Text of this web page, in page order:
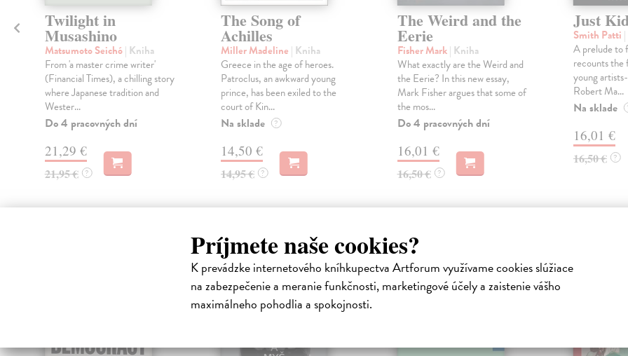
Príjmete naše cookies?
K prevádzke internetového kníhkupectva Artforum využívame cookies slúžiace
na zabezpečenie a meranie funkčnosti, marketingové účely a zaistenie vášho
maximálneho pohodlia a spokojnosti.
Twilight in
Musashino
Matsumoto Seichó| Kniha
From 'a master crime writer'
(Financial Times), a chilling story
where Japanese tradition and
Wester...
Do 4 pracovných dní
21,29 €
21,95 € ?
The Song of
Achilles
Miller Madeline | Kniha
Greece in the age of heroes.
Patroclus, an awkward young
prince, has been exiled to the
court of Kin...
Na sklade ?
14,50 €
14,95 € ?
The Weird and the
Eerie
Fisher Mark| Kniha
What exactly are the Weird and
the Eerie? In this new essay,
Mark Fisher argues that some of
the mos...
Do 4 pracovných dní
16,01 €
16,50 € ?
Just
Smith Patti
A prelude to
recounts the
young
Robert Ma...
Na sklade
16,01 €
16,50 € ?
Čitatelia s podobným vkusom si